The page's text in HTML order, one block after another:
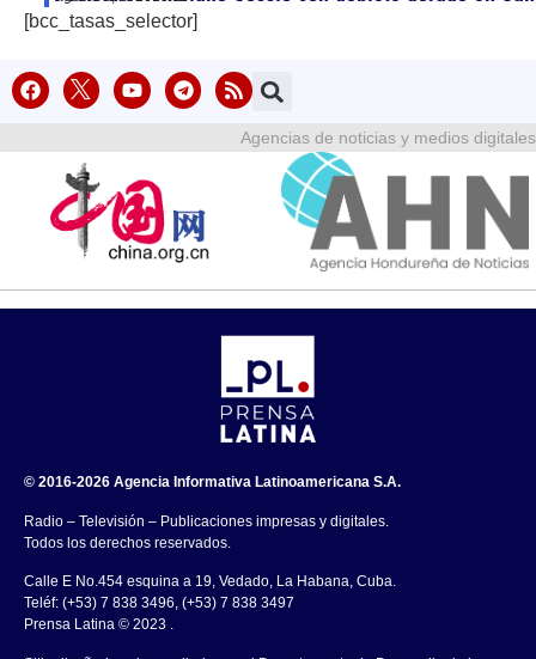
[bcc_tasas_selector]
Agencias de noticias y medios digitales
© 2016-2026 Agencia Informativa Latinoamericana S.A.
Radio – Televisión – Publicaciones impresas y digitales.
Todos los derechos reservados.
Calle E No.454 esquina a 19, Vedado, La Habana, Cuba.
Teléf: (+53) 7 838 3496, (+53) 7 838 3497
Prensa Latina © 2023 .